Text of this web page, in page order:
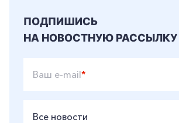
ПОДПИШИСЬ
НА НОВОСТНУЮ РАССЫЛКУ
Ваш e-mail*
Все новости